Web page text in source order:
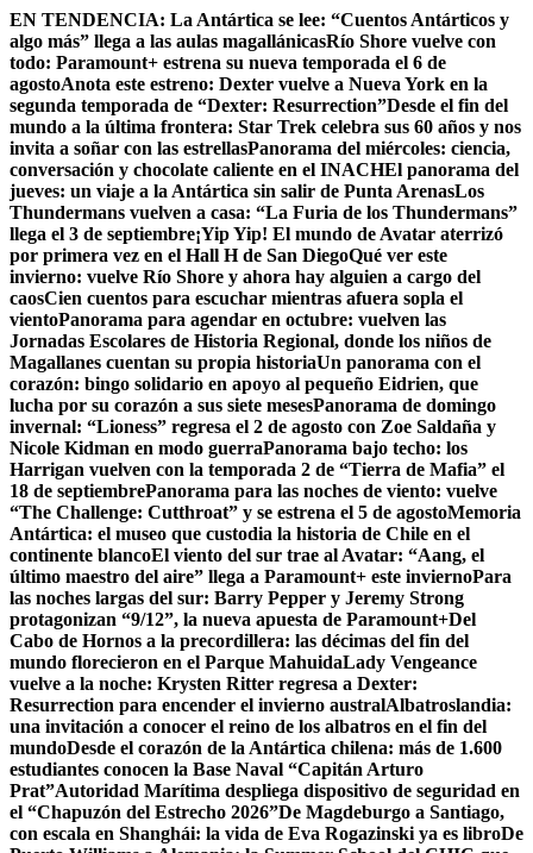
Skip
to
content
EN TENDENCIA: La Antártica se lee: “Cuentos Antárticos y
algo más” llega a las aulas magallánicasRío Shore vuelve con
todo: Paramount+ estrena su nueva temporada el 6 de
agostoAnota este estreno: Dexter vuelve a Nueva York en la
segunda temporada de “Dexter: Resurrection”Desde el fin del
mundo a la última frontera: Star Trek celebra sus 60 años y nos
invita a soñar con las estrellasPanorama del miércoles: ciencia,
conversación y chocolate caliente en el INACHEl panorama del
jueves: un viaje a la Antártica sin salir de Punta ArenasLos
Thundermans vuelven a casa: “La Furia de los Thundermans”
llega el 3 de septiembre¡Yip Yip! El mundo de Avatar aterrizó
por primera vez en el Hall H de San DiegoQué ver este
invierno: vuelve Río Shore y ahora hay alguien a cargo del
caosCien cuentos para escuchar mientras afuera sopla el
vientoPanorama para agendar en octubre: vuelven las
Jornadas Escolares de Historia Regional, donde los niños de
Magallanes cuentan su propia historiaUn panorama con el
corazón: bingo solidario en apoyo al pequeño Eidrien, que
lucha por su corazón a sus siete mesesPanorama de domingo
invernal: “Lioness” regresa el 2 de agosto con Zoe Saldaña y
Nicole Kidman en modo guerraPanorama bajo techo: los
Harrigan vuelven con la temporada 2 de “Tierra de Mafia” el
18 de septiembrePanorama para las noches de viento: vuelve
“The Challenge: Cutthroat” y se estrena el 5 de agostoMemoria
Antártica: el museo que custodia la historia de Chile en el
continente blancoEl viento del sur trae al Avatar: “Aang, el
último maestro del aire” llega a Paramount+ este inviernoPara
las noches largas del sur: Barry Pepper y Jeremy Strong
protagonizan “9/12”, la nueva apuesta de Paramount+Del
Cabo de Hornos a la precordillera: las décimas del fin del
mundo florecieron en el Parque MahuidaLady Vengeance
vuelve a la noche: Krysten Ritter regresa a Dexter:
Resurrection para encender el invierno australAlbatroslandia:
una invitación a conocer el reino de los albatros en el fin del
mundoDesde el corazón de la Antártica chilena: más de 1.600
estudiantes conocen la Base Naval “Capitán Arturo
Prat”Autoridad Marítima despliega dispositivo de seguridad en
el “Chapuzón del Estrecho 2026”De Magdeburgo a Santiago,
con escala en Shanghái: la vida de Eva Rogazinski ya es libroDe